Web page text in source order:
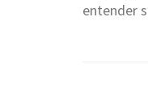
entender